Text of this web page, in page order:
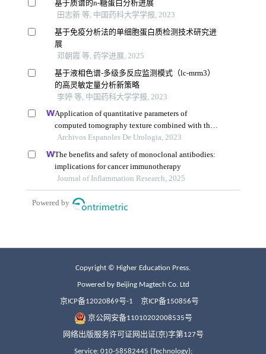
Copyright © Higher Education Press.
Powered by Beijing Magtech Co. Ltd
京ICP备12020869号-1 京ICP备150856号
京公网安备11010202008535号
网络出版服务许可证网出证(京)字第127号
Service: 010-58582445 (Technology);